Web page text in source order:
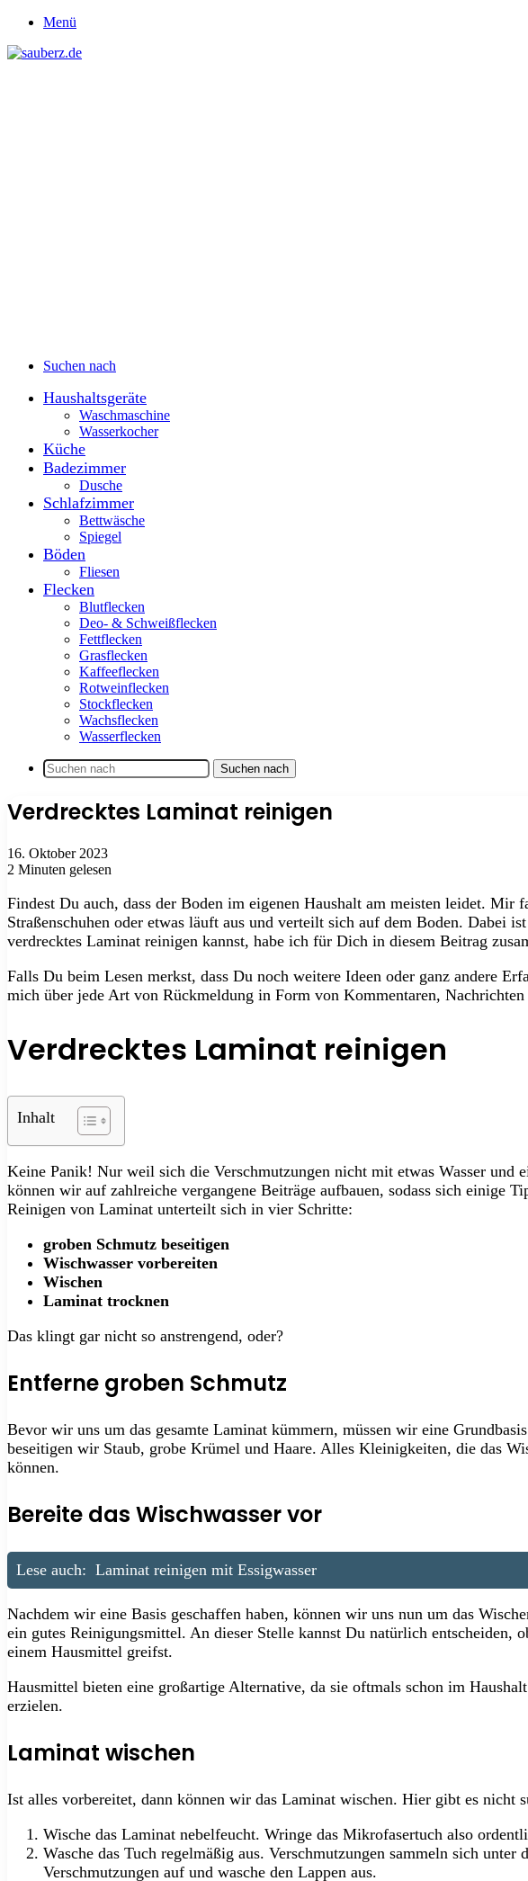
Menü
Suchen nach
Haushaltsgeräte
Waschmaschine
Wasserkocher
Küche
Badezimmer
Dusche
Schlafzimmer
Bettwäsche
Spiegel
Böden
Fliesen
Flecken
Blutflecken
Deo- & Schweißflecken
Fettflecken
Grasflecken
Kaffeeflecken
Rotweinflecken
Stockflecken
Wachsflecken
Wasserflecken
Suchen nach
Verdrecktes Laminat reinigen
16. Oktober 2023
2 Minuten gelesen
Findest Du auch, dass der Boden im eigenen Haushalt am meisten leidet.
Straßenschuhen oder etwas läuft aus und verteilt sich auf dem Boden. Dabei
verdrecktes Laminat reinigen kannst, habe ich für Dich in diesem Beitrag
Falls Du beim Lesen merkst, dass Du noch weitere Ideen oder ganz andere
mich über jede Art von Rückmeldung in Form von Kommentaren,
Verdrecktes Laminat reinigen
Inhalt
Keine Panik! Nur weil sich die Verschmutzungen nicht mit etwas Wasser und
können wir auf zahlreiche vergangene Beiträge aufbauen, sodass sich einige
Reinigen von Laminat unterteilt sich in vier Schritte:
groben Schmutz beseitigen
Wischwasser vorbereiten
Wischen
Laminat trocknen
Das klingt gar nicht so anstrengend, oder?
Entferne groben Schmutz
Bevor wir uns um das gesamte Laminat kümmern, müssen wir eine
beseitigen wir Staub, grobe Krümel und Haare. Alles Kleinigkeiten, die das
können.
Bereite das Wischwasser vor
Lese auch: Laminat reinigen mit Essigwasser
Nachdem wir eine Basis geschaffen haben, können wir uns nun um das
ein gutes Reinigungsmittel. An dieser Stelle kannst Du natürlich entscheiden,
einem Hausmittel greifst.
Hausmittel bieten eine großartige Alternative, da sie oftmals schon im
erzielen.
Laminat wischen
Ist alles vorbereitet, dann können wir das Laminat wischen. Hier gibt es nicht
Wische das Laminat nebelfeucht. Wringe das Mikrofasertuch also
Wasche das Tuch regelmäßig aus. Verschmutzungen sammeln sich
Verschmutzungen auf und wasche den Lappen aus.